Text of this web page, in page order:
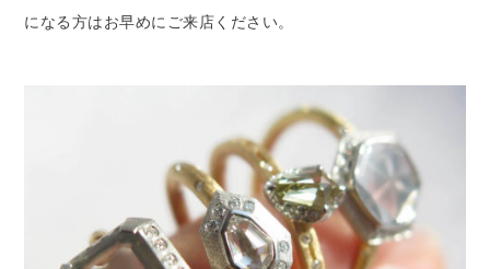
になる方はお早めにご来店ください。